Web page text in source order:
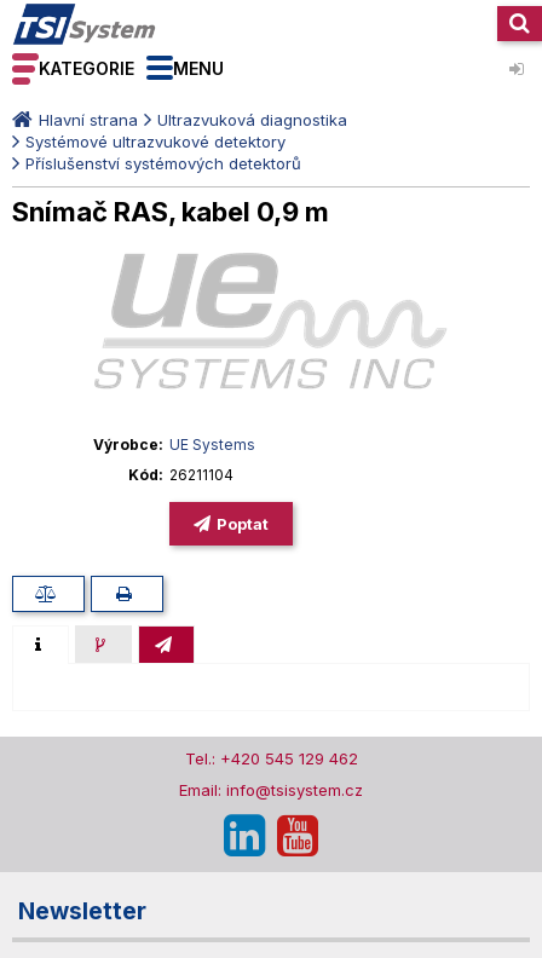
KATEGORIE MENU
Hlavní strana
Ultrazvuková diagnostika
Systémové ultrazvukové detektory
Příslušenství systémových detektorů
Snímač RAS, kabel 0,9 m
Výrobce
UE Systems
Kód
26211104
Poptat
Tel.: +420 545 129 462
Email: info@tsisystem.cz
Newsletter